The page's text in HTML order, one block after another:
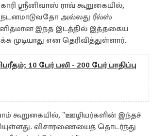
ஸ்ரீனிவாஸ் ராவ் கூறுகையில்,
அல்லது ரீல்ஸ்
இந்த இடத்தில் இத்தகைய
என தெரிவித்துள்ளார்.
10 பேர் பலி - 200 பேர் பாதிப்பு
கூறுகையில், "ஊழியர்களின் இந்தச்
விசாரணையைத் தொடர்ந்து